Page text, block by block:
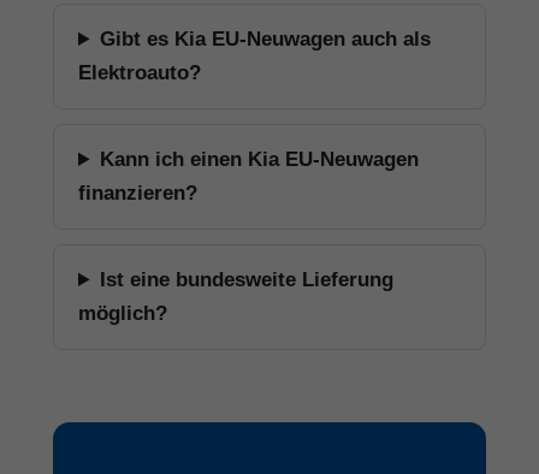
Gibt es Kia EU-Neuwagen auch als
Elektroauto?
Kann ich einen Kia EU-Neuwagen
finanzieren?
Ist eine bundesweite Lieferung
möglich?